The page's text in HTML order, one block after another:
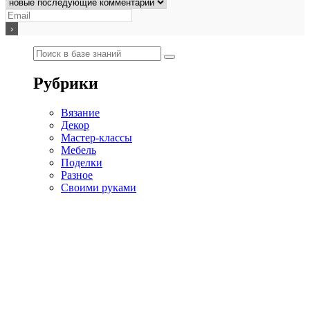
Рубрики
Вязание
Декор
Мастер-классы
Мебель
Поделки
Разное
Своими руками